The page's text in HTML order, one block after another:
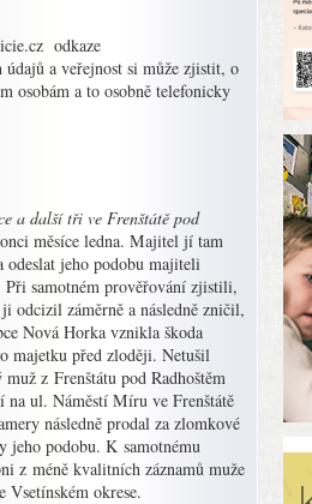
odkaze
údajů a veřejnost si může zjistit, o
osobám a to osobně telefonicky
a další tři ve Frenštátě pod
měsíce ledna. Majitel jí tam
jeho podobu majiteli
samotném prověřování zjistili,
odcizil záměrně a následně zničil,
Nová Horka vznikla škoda
majetku před zloději. Netušil
z Frenštátu pod Radhoštěm
ul. Náměstí Míru ve Frenštátě
následně prodal za zlomkové
podobu. K samotnému
z méně kvalitních záznamů muže
Vsetínském okrese.